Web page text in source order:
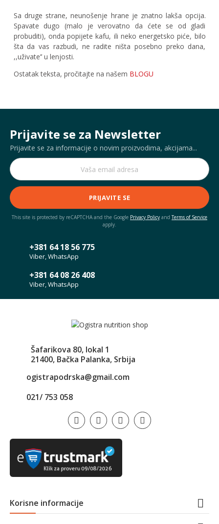
Sa druge strane, neunošenje hrane je znatno lakša opcija.
Spavate dugo (malo je verovatno da ćete se od gladi
probuditi), onda popijete kafu, ili neko energetsko piće, bilo
šta da vas razbudi, ne radite ništa posebno preko dana,
,,uživate’’ u lenjosti.
Ostatak teksta, pročitajte na našem BLOGU
Prijavite se za Newsletter
Prijavite se za informacije o novim proizvodima, akcijama...
PRIJAVITE SE
This site is protected by reCAPTCHA and the Google Privacy Policy andTerms of Service
apply.
+381 64 18 56 775
Viber, WhatsApp
+381 64 08 26 408
Viber, WhatsApp
Šafarikova 80, lokal 1
21400, Bačka Palanka, Srbija
ogistrapodrska@gmail.com
021/ 753 058
Korisne informacije 